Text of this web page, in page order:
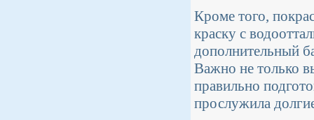
Кроме того,
краску с
дополнительный
Важно не только
правильно
прослужила